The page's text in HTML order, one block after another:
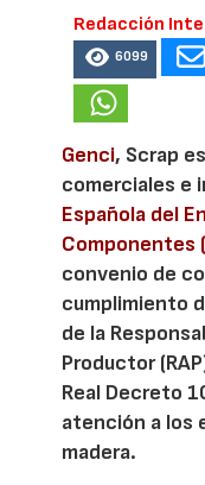
Redacción
6099
Genci, Scrap
comerciales e
Española del
Componentes
convenio de
cumplimiento
de la
Productor
Real Decreto
atención a los
madera.